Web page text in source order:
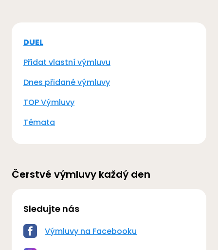
DUEL
Přidat vlastní výmluvu
Dnes přidané výmluvy
TOP Výmluvy
Témata
Čerstvé výmluvy každý den
Sledujte nás
Výmluvy na Facebooku